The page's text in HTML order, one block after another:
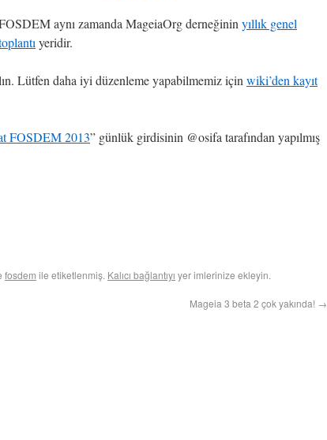
aynı zamanda MageiaOrg derneğinin yıllık genel
yeridir.
Lütfen daha iyi düzenleme yapabilmemiz için wiki’den kayıt
FOSDEM 2013” günlük girdisinin @osifa tarafından yapılmış
fosdem ile etiketlenmiş. Kalıcı bağlantıyı yer imlerinize ekleyin.
Mageia 3 beta 2 çok yakında! →